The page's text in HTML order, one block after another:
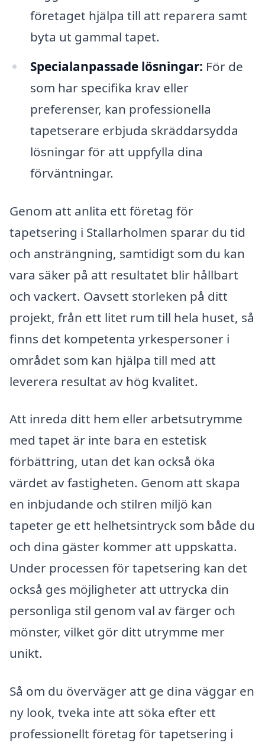
företaget hjälpa till att reparera samt
byta ut gammal tapet.
Specialanpassade lösningar: För de
som har specifika krav eller
preferenser, kan professionella
tapetserare erbjuda skräddarsydda
lösningar för att uppfylla dina
förväntningar.
Genom att anlita ett företag för
tapetsering i Stallarholmen sparar du tid
och ansträngning, samtidigt som du kan
vara säker på att resultatet blir hållbart
och vackert. Oavsett storleken på ditt
projekt, från ett litet rum till hela huset, så
finns det kompetenta yrkespersoner i
området som kan hjälpa till med att
leverera resultat av hög kvalitet.
Att inreda ditt hem eller arbetsutrymme
med tapet är inte bara en estetisk
förbättring, utan det kan också öka
värdet av fastigheten. Genom att skapa
en inbjudande och stilren miljö kan
tapeter ge ett helhetsintryck som både du
och dina gäster kommer att uppskatta.
Under processen för tapetsering kan det
också ges möjligheter att uttrycka din
personliga stil genom val av färger och
mönster, vilket gör ditt utrymme mer
unikt.
Så om du överväger att ge dina väggar en
ny look, tveka inte att söka efter ett
professionellt företag för tapetsering i